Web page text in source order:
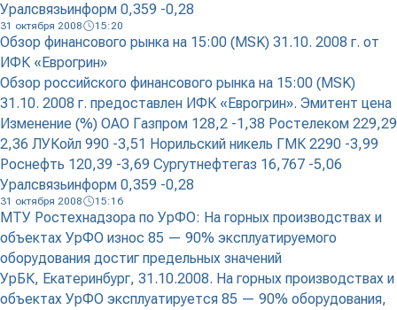
Уралсвязьинформ 0,359 -0,28
31 октября 2008 15:20
Обзор финансового рынка на 15:00 (MSK) 31.10. 2008 г. от
ИФК «Еврогрин»
Обзор российского финансового рынка на 15:00 (MSK)
31.10. 2008 г. предоставлен ИФК «Еврогрин». Эмитент цена
Изменение (%) ОАО Газпром 128,2 -1,38 Ростелеком 229,29
2,36 ЛУКойл 990 -3,51 Норильский никель ГМК 2290 -3,99
Роснефть 120,39 -3,69 Сургутнефтегаз 16,767 -5,06
Уралсвязьинформ 0,359 -0,28
31 октября 2008 15:16
МТУ Ростехнадзора по УрФО: На горных производствах и
объектах УрФО износ 85 — 90% эксплуатируемого
оборудования достиг предельных значений
УрБК, Екатеринбург, 31.10.2008. На горных производствах и
объектах УрФО эксплуатируется 85 — 90% оборудования,